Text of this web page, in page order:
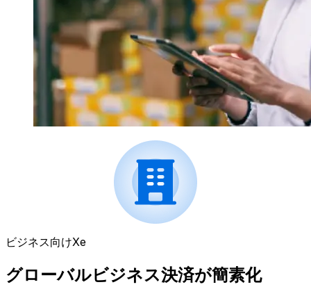
ビジネス向けXe
グローバルビジネス決済が簡素化